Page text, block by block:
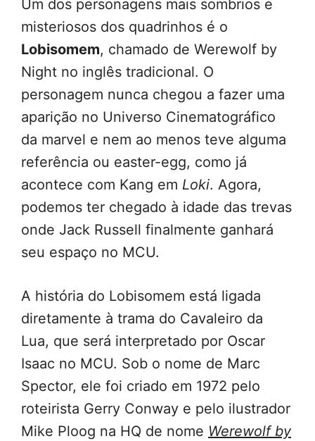
Um dos personagens mais sombrios e
misteriosos dos quadrinhos é o
Lobisomem, chamado de Werewolf by
Night no inglês tradicional. O
personagem nunca chegou a fazer uma
aparição no Universo Cinematográfico
da marvel e nem ao menos teve alguma
referência ou easter-egg, como já
acontece com Kang em Loki. Agora,
podemos ter chegado à idade das trevas
onde Jack Russell finalmente ganhará
seu espaço no MCU.
A história do Lobisomem está ligada
diretamente à trama do Cavaleiro da
Lua, que será interpretado por Oscar
Isaac no MCU. Sob o nome de Marc
Spector, ele foi criado em 1972 pelo
roteirista Gerry Conway e pelo ilustrador
Mike Ploog na HQ de nome Werewolf by